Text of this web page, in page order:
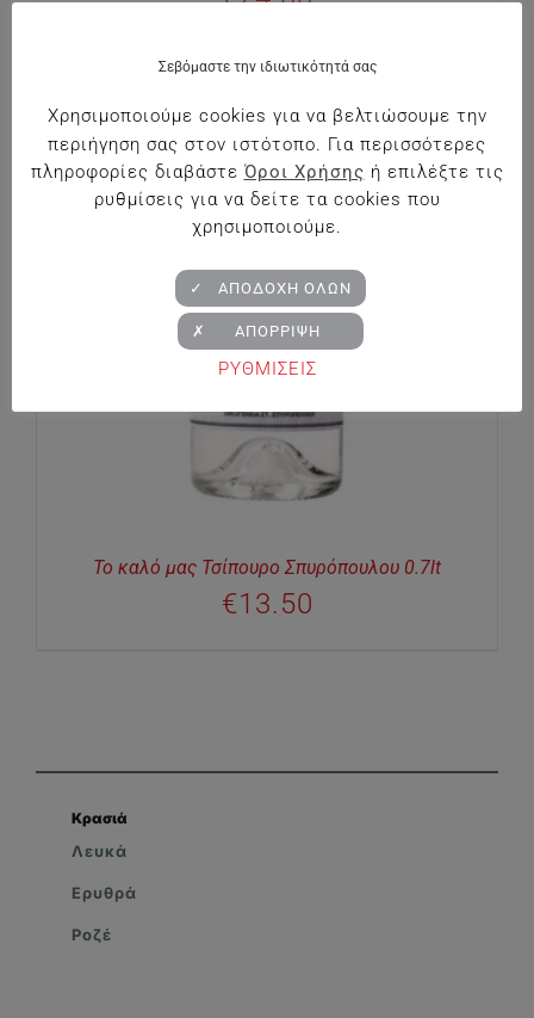
Το καλό μας Τσίπουρο Σπυρόπουλου 0.7lt
€13.50
Κρασιά
Λευκά
Ερυθρά
Ροζέ
Σεβόμαστε την ιδιωτικότητά σας
Χρησιμοποιούμε cookies για να βελτιώσουμε την
περιήγηση σας στον ιστότοπο. Για περισσότερες
πληροφορίες διαβάστε Όροι Χρήσης ή επιλέξτε τις
ρυθμίσεις για να δείτε τα cookies που
χρησιμοποιούμε.
ΡΥΘΜΙΣΕΙΣ
✓ ΑΠΟΔΟΧΗ ΟΛΩΝ
✗ ΑΠΟΡΡΙΨΗ